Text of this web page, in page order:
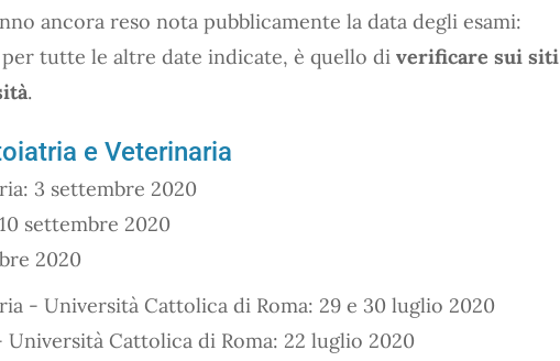
ancora reso nota pubblicamente la data degli esami:
per tutte le altre date indicate, è quello di verificare sui siti
.
e Veterinaria
3 settembre 2020
settembre 2020
2020
- Università Cattolica di Roma: 29 e 30 luglio 2020
Cattolica di Roma: 22 luglio 2020